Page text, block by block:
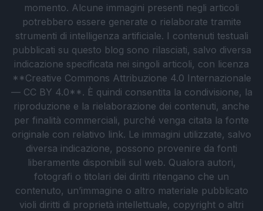
momento. Alcune immagini presenti negli articoli
potrebbero essere generate o rielaborate tramite
strumenti di intelligenza artificiale. I contenuti testuali
pubblicati su questo blog sono rilasciati, salvo diversa
indicazione specificata nei singoli articoli, con licenza
**Creative Commons Attribuzione 4.0 Internazionale
— CC BY 4.0**. È quindi consentita la condivisione, la
riproduzione e la rielaborazione dei contenuti, anche
per finalità commerciali, purché venga citata la fonte
originale con relativo link. Le immagini utilizzate, salvo
diversa indicazione, possono provenire da fonti
liberamente disponibili sul web. Qualora autori,
fotografi o titolari dei diritti ritengano che un
contenuto, un’immagine o altro materiale pubblicato
violi diritti di proprietà intellettuale, copyright o altri